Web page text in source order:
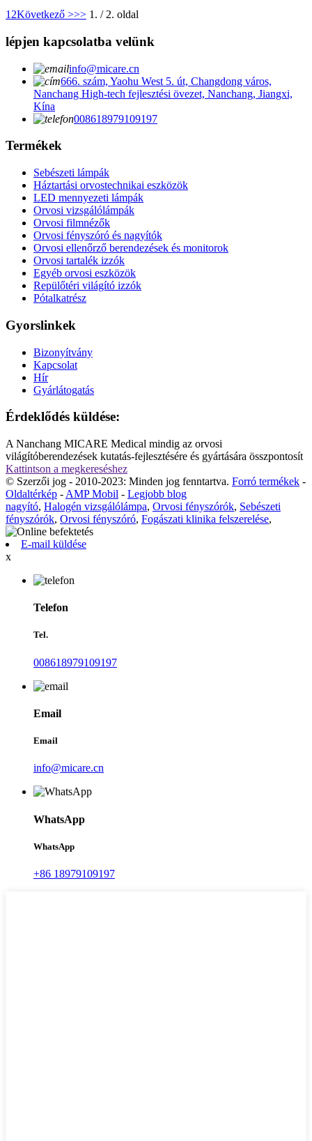
1 2Következő >>> 1. / 2. oldal
lépjen kapcsolatba velünk
info@micare.cn
666. szám, Yaohu West 5. út, Changdong város,
Nanchang High-tech fejlesztési övezet, Nanchang, Jiangxi,
Kína
008618979109197
Termékek
Sebészeti lámpák
Háztartási orvostechnikai eszközök
LED mennyezeti lámpák
Orvosi vizsgálólámpák
Orvosi filmnézők
Orvosi fényszóró és nagyítók
Orvosi ellenőrző berendezések és monitorok
Orvosi tartalék izzók
Egyéb orvosi eszközök
Repülőtéri világító izzók
Pótalkatrész
Gyorslinkek
Bizonyítvány
Kapcsolat
Hír
Gyárlátogatás
Érdeklődés küldése:
A Nanchang MICARE Medical mindig az orvosi
világítóberendezések kutatás-fejlesztésére és gyártására összpontosít
Kattintson a megkereséshez
© Szerzői jog - 2010-2023: Minden jog fenntartva. Forró termékek -
Oldaltérkép - AMP Mobil - Legjobb blog
nagyító, Halogén vizsgálólámpa, Orvosi fényszórók, Sebészeti
fényszórók, Orvosi fényszóró, Fogászati ​​klinika felszerelése,
E-mail küldése
x
Telefon
Tel.
008618979109197
Email
Email
info@micare.cn
WhatsApp
WhatsApp
+86 18979109197